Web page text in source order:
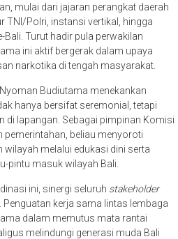
mulai dari jajaran perangkat daerah
TNI/Polri, instansi vertikal, hingga
Turut hadir pula perwakilan
ini aktif bergerak dalam upaya
narkotika di tengah masyarakat.
Budiutama menekankan
hanya bersifat seremonial, tetapi
di lapangan. Sebagai pimpinan Komisi
pemerintahan, beliau menyoroti
wilayah melalui edukasi dini serta
pintu masuk wilayah Bali.
ini, sinergi seluruh stakeholder
kerja sama lintas lembaga
dalam memutus mata rantai
melindungi generasi muda Bali